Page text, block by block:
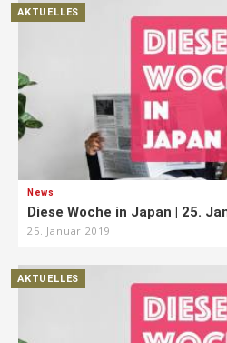
AKTUELLES
News
Diese Woche in Japan | 25.
25. Januar 2019
AKTUELLES